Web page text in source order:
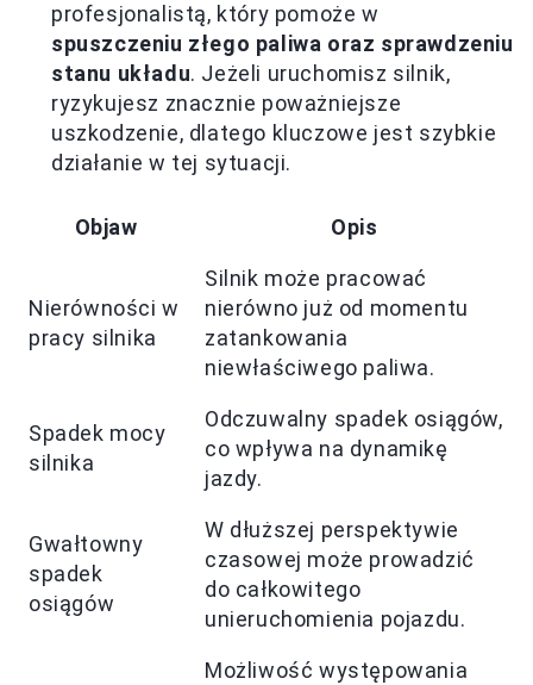
profesjonalistą, który pomoże w
spuszczeniu złego paliwa oraz sprawdzeniu
stanu układu. Jeżeli uruchomisz silnik,
ryzykujesz znacznie poważniejsze
uszkodzenie, dlatego kluczowe jest szybkie
działanie w tej sytuacji.
Objaw Opis
Nierówności w
pracy silnika
Silnik może pracować
nierówno już od momentu
zatankowania
niewłaściwego paliwa.
Spadek mocy
silnika
Odczuwalny spadek osiągów,
co wpływa na dynamikę
jazdy.
Gwałtowny
spadek
osiągów
W dłuższej perspektywie
czasowej może prowadzić
do całkowitego
unieruchomienia pojazdu.
Możliwość występowania